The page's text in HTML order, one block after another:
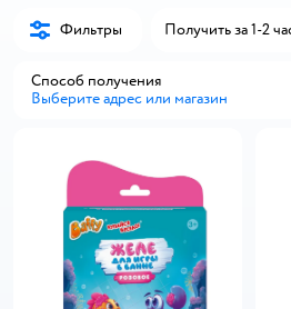
Фильтры Получить за 1-2
Способ получения
Выберите адрес или магазин